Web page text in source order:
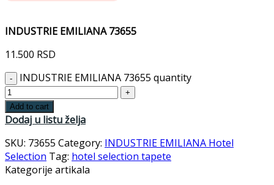
INDUSTRIE EMILIANA 73655
11.500 RSD
INDUSTRIE EMILIANA 73655 quantity
Add to cart
Dodaj u listu želja
SKU: 73655 Category: INDUSTRIE EMILIANA Hotel
Selection Tag: hotel selection tapete
Kategorije artikala